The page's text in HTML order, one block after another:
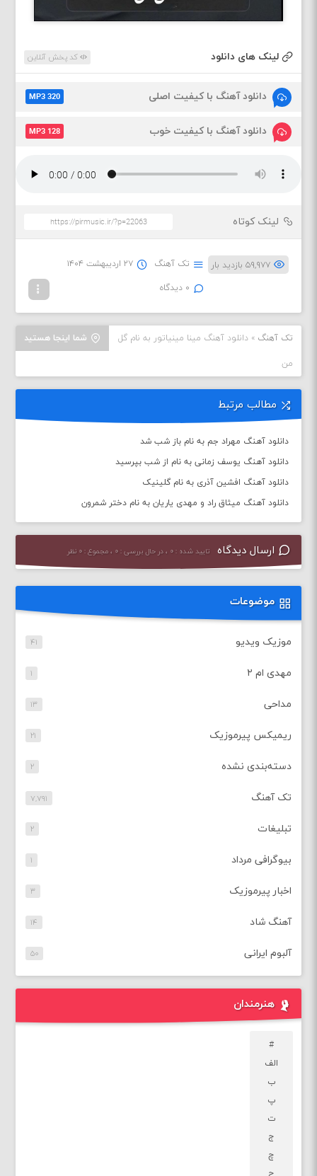
لینک های دانلود کد پخش آنلاین
دانلود آهنگ با کیفیت اصلی MP3 320
دانلود آهنگ با کیفیت خوب MP3 128
لینک کوتاه
۵۹,۹۷۷ بازدید بار تک آهنگ ۲۷ اردیبهشت ۱۴۰۴
۰ دیدگاه
شما اینجا هستید تک آهنگ »دانلود آهنگ مینا مینیاتور به نام گل
من
مطالب مرتبط
دانلود آهنگ مهراد جم به نام باز شب شد
دانلود آهنگ یوسف زمانی به نام از شب بپرسید
دانلود آهنگ افشین آذری به نام گلینیک
دانلود آهنگ میثاق راد و مهدی یاریان به نام دختر شمرون
ارسال دیدگاه تایید شده : ۰ ، در حال بررسی : ۰ ، مجموع : ۰ نظر
موضوعات
موزیک ویدیو ۴۱
مهدی ام ۲ ۱
مداحی ۱۳
ریمیکس پیرموزیک ۲۱
دسته‌بندی نشده ۲
تک آهنگ ۷,۷۹۱
تبلیغات ۲
بیوگرافی مرداد ۱
اخبار پیرموزیک ۳
آهنگ شاد ۱۴
آلبوم ایرانی ۵۰
هنرمندان
#
الف
ب
پ
ت
ج
چ